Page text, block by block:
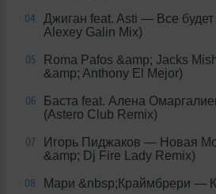
04 Джиган feat. Asti — Все будет
Alexey Galin Mix)
05 Roma Pafos &amp; Jacks
&amp; Anthony El Mejor)
06 Баста feat. Алена
(Astero Club Remix)
07 Игорь Пиджаков — Новая
&amp; Dj Fire Lady Remix)
08 Мари &nbsp;Краймбрери —